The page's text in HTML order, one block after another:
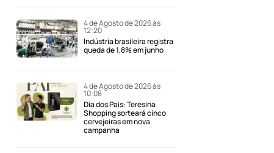
4 de Agosto de 2026 às
12:20
Indústria brasileira registra
queda de 1,8% em junho
4 de Agosto de 2026 às
10:08
Dia dos Pais: Teresina
Shopping sorteará cinco
cervejeiras em nova
campanha